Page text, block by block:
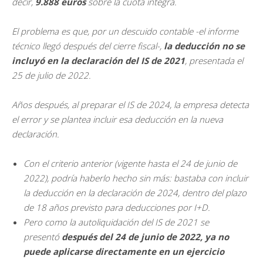
El problema es que, por un descuido contable -el informe
técnico llegó después del cierre fiscal-, la deducción no se
incluyó en la declaración del IS de 2021, presentada el
25 de julio de 2022.
Años después, al preparar el IS de 2024, la empresa detecta
el error y se plantea incluir esa deducción en la nueva
declaración.
Con el criterio anterior (vigente hasta el 24 de junio de
2022), podría haberlo hecho sin más: bastaba con incluir
la deducción en la declaración de 2024, dentro del plazo
de 18 años previsto para deducciones por I+D.
Pero como la autoliquidación del IS de 2021 se
presentó después del 24 de junio de 2022, ya no
puede aplicarse directamente en un ejercicio